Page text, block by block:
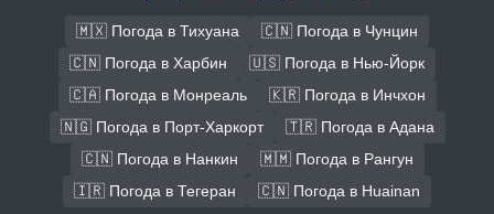
🇲🇽 Погода в Тихуана
🇨🇳 Погода в Чунцин
🇨🇳 Погода в Харбин
🇺🇸 Погода в Нью-Йорк
🇨🇦 Погода в Монреаль
🇰🇷 Погода в Инчхон
🇳🇬 Погода в Порт-Харкорт
🇹🇷 Погода в Адана
🇨🇳 Погода в Нанкин
🇲🇲 Погода в Рангун
🇮🇷 Погода в Тегеран
🇨🇳 Погода в Huainan